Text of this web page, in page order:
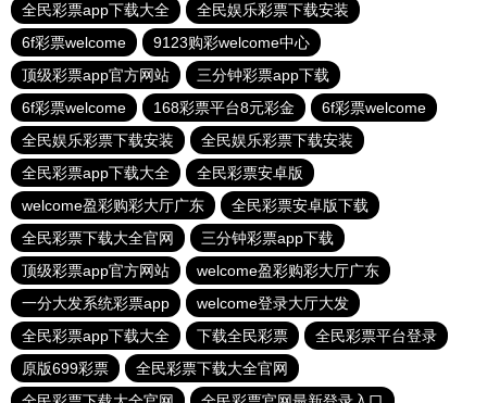
全民彩票app下载大全
全民娱乐彩票下载安装
6f彩票welcome
9123购彩welcome中心
顶级彩票app官方网站
三分钟彩票app下载
6f彩票welcome
168彩票平台8元彩金
6f彩票welcome
全民娱乐彩票下载安装
全民娱乐彩票下载安装
全民彩票app下载大全
全民彩票安卓版
welcome盈彩购彩大厅广东
全民彩票安卓版下载
全民彩票下载大全官网
三分钟彩票app下载
顶级彩票app官方网站
welcome盈彩购彩大厅广东
一分大发系统彩票app
welcome登录大厅大发
全民彩票app下载大全
下载全民彩票
全民彩票平台登录
原版699彩票
全民彩票下载大全官网